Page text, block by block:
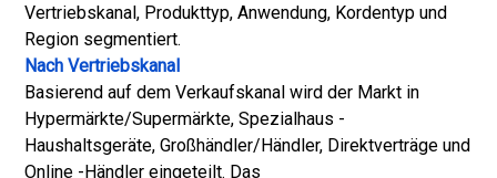
Vertriebskanal, Produkttyp, Anwendung, Kordentyp und
Region segmentiert.
Nach Vertriebskanal
Basierend auf dem Verkaufskanal wird der Markt in
Hypermärkte/Supermärkte, Spezialhaus -
Haushaltsgeräte, Großhändler/Händler, Direktverträge und
Online -Händler eingeteilt. Das